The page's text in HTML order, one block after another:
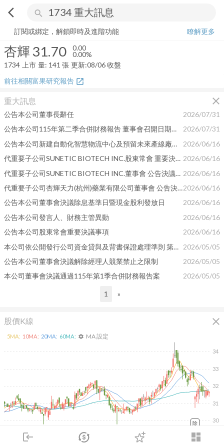
arrow_back_ios search
login dashboard
市場 登入
杏輝 31.700.00%
訂閱或綁定，解鎖即時及進階功能
瞭解更多
杏輝 31.70 0.00
0.00%
1734 上市 量: 141 張 更新:08/06 收盤
前往相關富果研究報告 open_in_new
重大訊息 close
公告本公司董事長辭任
2026/07/31
公告本公司115年第二季合併財務報告 董事會召開日期為115年08月10日
2026/07/31
公告本公司新建自動化智慧物流中心及預留未來產線廠房建置案
2026/06/16
代重要子公司SUNETIC BIOTECH INC.股東常會 重要決議事項公告 2026/06/16
代重要子公司SUNETIC BIOTECH INC.董事會 公告決議股利分派事宜 2026/06/16
代重要子公司杏輝天力(杭州)藥業有限公司董事會 公告決議股利分派事宜2026/06/16
公告本公司董事會決議除息基準日暨現金股利發放日
2026/06/16
公告本公司發言人、財務主管異動
2026/06/16
公告本公司股東常會重要決議事項
2026/06/16
本公司依公開發行公司資金貸與及背書保證處理準則 第二十五條第一項第四款規定公告 2026/05/05
公告本公司董事會決議解除經理人競業禁止之限制
2026/05/05
本公司董事會決議通過115年第1季合併財務報告案
2026/05/05
1 »
股價K線 close
2026/02/09 2026/04/09 2026/05/27 2026/07/15
30
31
32
33
34
5MA: 10MA: 20MA: 60MA: settings MA 設定
除